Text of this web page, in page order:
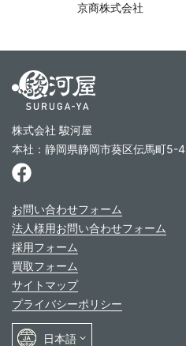
京商株式会社
株式会社 駿河屋
本社：静岡県静岡市葵区伝馬町5-4
お問い合わせフォーム
法人様用お問い合わせフォーム
採用フォーム
買取フォーム
サイトマップ
プライバシーポリシー